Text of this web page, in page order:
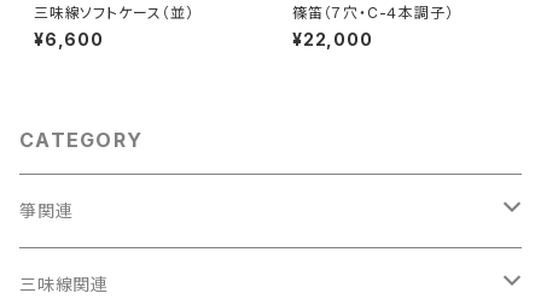
三味線ソフトケース（並）
¥6,600
篠笛（７穴・C-４本調子）
¥22,000
CATEGORY
箏関連
箏（本体）
三味線関連